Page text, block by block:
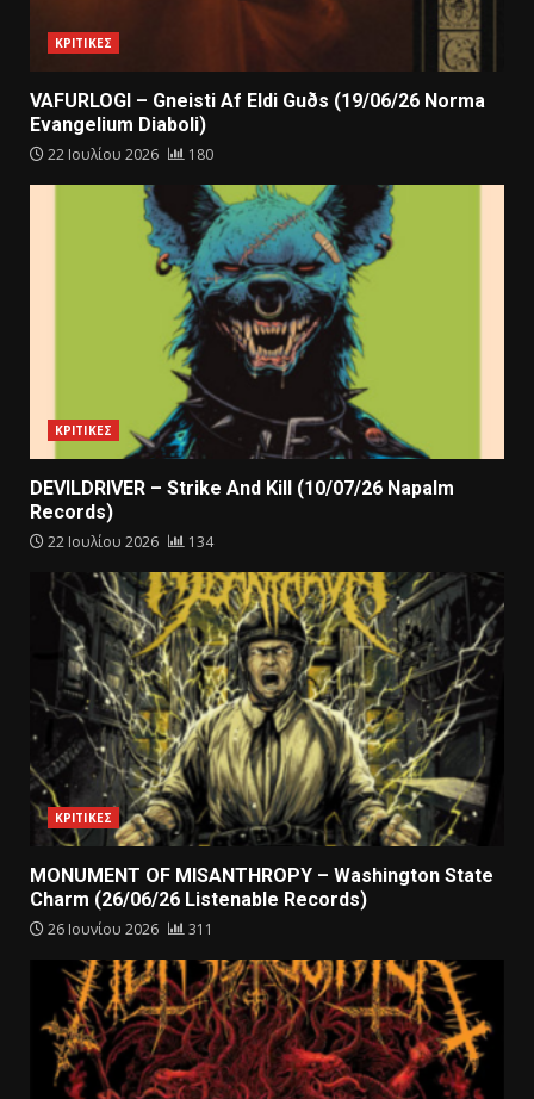
ΚΡΙΤΙΚΕΣ
VAFURLOGI – Gneisti Af Eldi Guðs (19/06/26 Norma
Evangelium Diaboli)
22 Ιουλίου 2026 180
ΚΡΙΤΙΚΕΣ
DEVILDRIVER – Strike And Kill (10/07/26 Napalm
Records)
22 Ιουλίου 2026 134
ΚΡΙΤΙΚΕΣ
MONUMENT OF MISANTHROPY – Washington State
Charm (26/06/26 Listenable Records)
26 Ιουνίου 2026 311